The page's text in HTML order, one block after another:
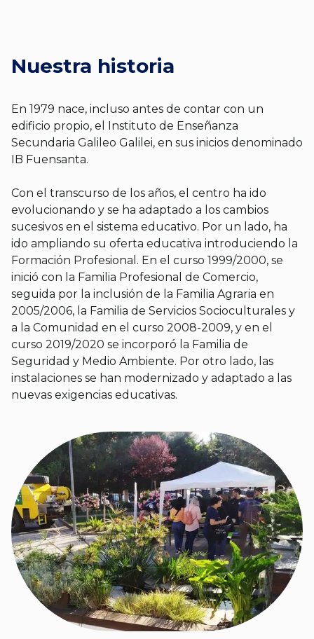
Nuestra historia
En 1979 nace, incluso antes de contar con un
edificio propio, el Instituto de Enseñanza
Secundaria Galileo Galilei, en sus inicios denominado
IB Fuensanta.
Con el transcurso de los años, el centro ha ido
evolucionando y se ha adaptado a los cambios
sucesivos en el sistema educativo. Por un lado, ha
ido ampliando su oferta educativa introduciendo la
Formación Profesional. En el curso 1999/2000, se
inició con la Familia Profesional de Comercio,
seguida por la inclusión de la Familia Agraria en
2005/2006, la Familia de Servicios Socioculturales y
a la Comunidad en el curso 2008-2009, y en el
curso 2019/2020 se incorporó la Familia de
Seguridad y Medio Ambiente. Por otro lado, las
instalaciones se han modernizado y adaptado a las
nuevas exigencias educativas.